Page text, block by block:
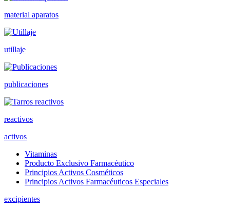
material aparatos
utillaje
publicaciones
reactivos
activos
Vitaminas
Producto Exclusivo Farmacéutico
Principios Activos Cosméticos
Principios Activos Farmacéuticos Especiales
excipientes